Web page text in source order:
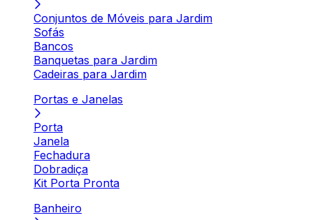
Conjuntos de Móveis para Jardim
Sofás
Bancos
Banquetas para Jardim
Cadeiras para Jardim
Portas e Janelas
Porta
Janela
Fechadura
Dobradiça
Kit Porta Pronta
Banheiro